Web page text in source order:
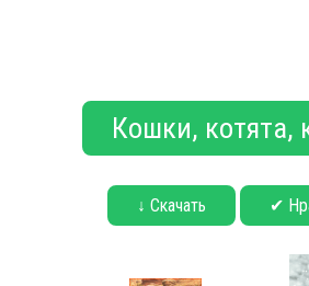
Кошки, котята,
↓ Скачать ✔